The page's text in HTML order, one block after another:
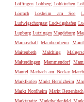
Löffingen Lohberg Lohkirchen
Lörrach
Losheim am See
Ludwigschorgast Ludwigshafen
Lupburg Lutzingen Magdeburg
Mainaschaff Mainbernheim
Maitenbeth
Malching
Malterdingen
Mammendorf
Mantel Marbach am Neckar March
Marklkofen Markt Berolzheim
Markt Nordheim Markt Rettenbach
Marktgraitz Marktheidenfeld